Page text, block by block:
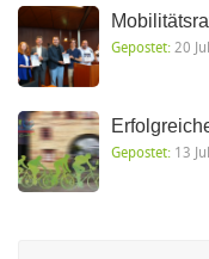
Gepostet: 20
Gepostet: 13